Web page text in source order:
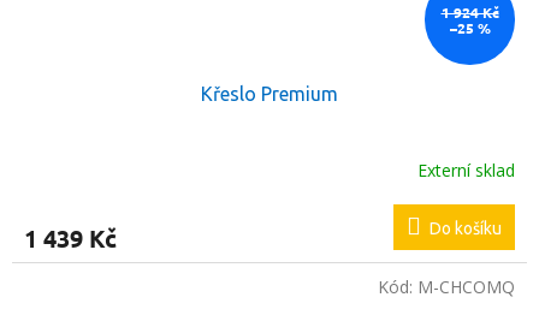
1 924 Kč
–25 %
Křeslo Premium
Externí sklad
1 439 Kč Do košíku
Kód: M-CHCOMQ